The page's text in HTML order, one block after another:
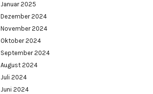
Januar 2025
Dezember 2024
November 2024
Oktober 2024
September 2024
August 2024
Juli 2024
Juni 2024